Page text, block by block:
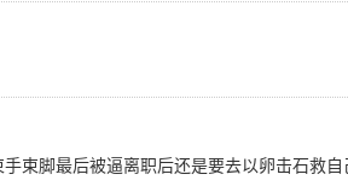
束脚最后被逼离职后还是要去以卵击石救